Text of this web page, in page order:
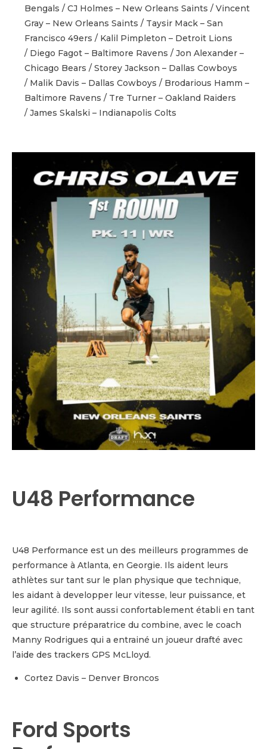
Bengals / CJ Holmes – New Orleans Saints / Vincent
Gray – New Orleans Saints / Taysir Mack – San
Francisco 49ers / Kalil Pimpleton – Detroit Lions
/ Diego Fagot – Baltimore Ravens / Jon Alexander –
Chicago Bears / Storey Jackson – Dallas Cowboys
/ Malik Davis – Dallas Cowboys / Brodarious Hamm –
Baltimore Ravens / Tre Turner – Oakland Raiders
/ James Skalski – Indianapolis Colts
U48 Performance
U48 Performance est un des meilleurs programmes de
performance à Atlanta, en Georgie. Ils aident leurs
athlètes sur tant sur le plan physique que technique,
les aidant à developper leur vitesse, leur puissance, et
leur agilité. Ils sont aussi confortablement établi en tant
que structure préparatrice du combine, avec le coach
Manny Rodrigues qui a entrainé un joueur drafté avec
l’aide des trackers GPS McLloyd.
Cortez Davis – Denver Broncos
Ford Sports